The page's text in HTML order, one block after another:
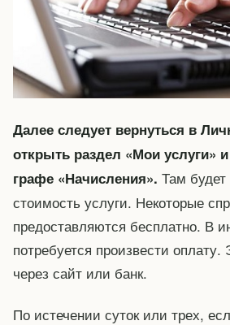
Далее следует вернуться в
открыть раздел «Мои услуги»
графе «Начисления». Там
стоимость услуги. Некоторые
предоставляются бесплатно. В
потребуется произвести
через сайт или банк.
По истечении суток или трех,